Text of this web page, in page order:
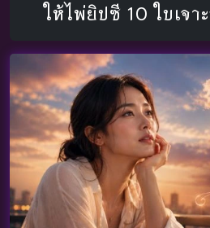
ให้ไพ่ยิปซี 10 ใบเจา